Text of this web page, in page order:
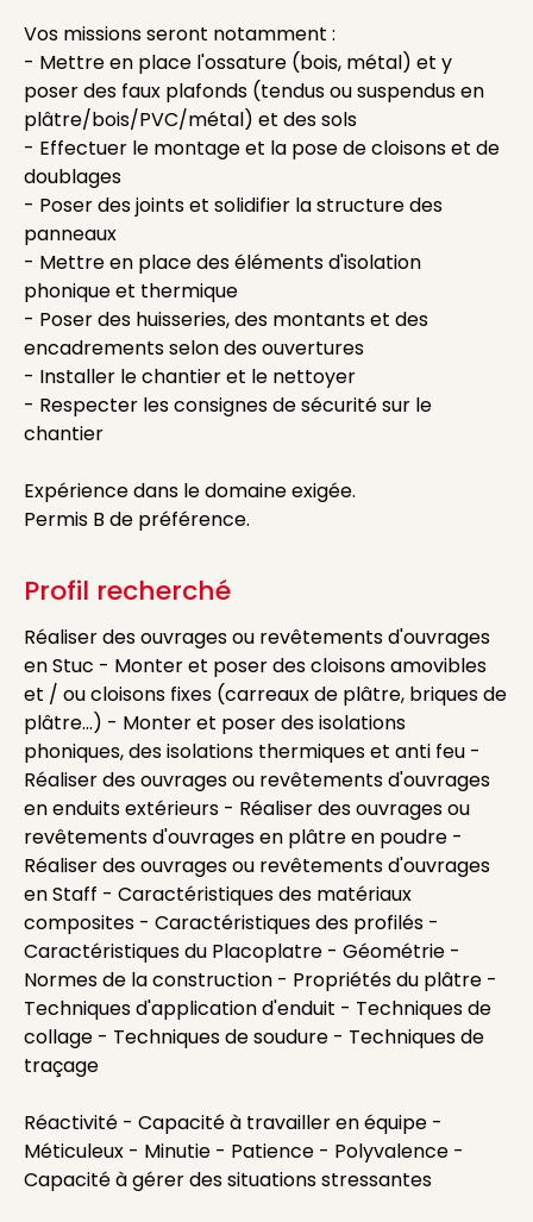
Vos missions seront notamment :
- Mettre en place l'ossature (bois, métal) et y
poser des faux plafonds (tendus ou suspendus en
plâtre/bois/PVC/métal) et des sols
- Effectuer le montage et la pose de cloisons et de
doublages
- Poser des joints et solidifier la structure des
panneaux
- Mettre en place des éléments d'isolation
phonique et thermique
- Poser des huisseries, des montants et des
encadrements selon des ouvertures
- Installer le chantier et le nettoyer
- Respecter les consignes de sécurité sur le
chantier
Expérience dans le domaine exigée.
Permis B de préférence.
Profil recherché
Réaliser des ouvrages ou revêtements d'ouvrages
en Stuc - Monter et poser des cloisons amovibles
et / ou cloisons fixes (carreaux de plâtre, briques de
plâtre...) - Monter et poser des isolations
phoniques, des isolations thermiques et anti feu -
Réaliser des ouvrages ou revêtements d'ouvrages
en enduits extérieurs - Réaliser des ouvrages ou
revêtements d'ouvrages en plâtre en poudre -
Réaliser des ouvrages ou revêtements d'ouvrages
en Staff - Caractéristiques des matériaux
composites - Caractéristiques des profilés -
Caractéristiques du Placoplatre - Géométrie -
Normes de la construction - Propriétés du plâtre -
Techniques d'application d'enduit - Techniques de
collage - Techniques de soudure - Techniques de
traçage
Réactivité - Capacité à travailler en équipe -
Méticuleux - Minutie - Patience - Polyvalence -
Capacité à gérer des situations stressantes